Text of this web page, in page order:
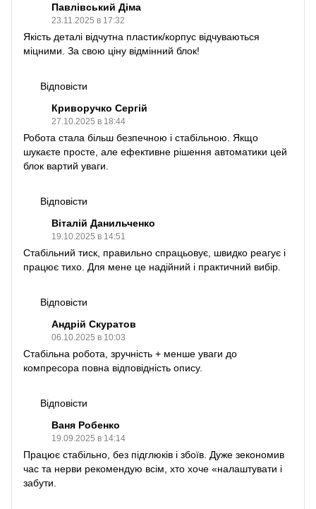
Павлівський Діма
23.11.2025 в 17:32
Якість деталі відчутна пластик/корпус відчуваються
міцними. За свою ціну відмінний блок!
Відповісти
Криворучко Сергій
27.10.2025 в 18:44
Робота стала більш безпечною і стабільною. Якщо
шукаєте просте, але ефективне рішення автоматики цей
блок вартий уваги.
Відповісти
Віталій Данильченко
19.10.2025 в 14:51
Стабільний тиск, правильно спрацьовує, швидко реагує і
працює тихо. Для мене це надійний і практичний вибір.
Відповісти
Андрій Скуратов
06.10.2025 в 10:03
Стабільна робота, зручність + менше уваги до
компресора повна відповідність опису.
Відповісти
Ваня Робенко
19.09.2025 в 14:14
Працює стабільно, без підглюків і збоїв. Дуже зекономив
час та нерви рекомендую всім, хто хоче «налаштувати і
забути.